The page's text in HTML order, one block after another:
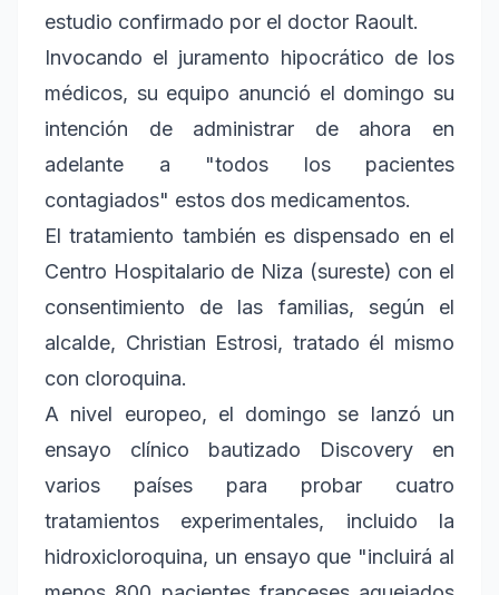
estudio confirmado por el doctor Raoult.
Invocando el juramento hipocrático de los
médicos, su equipo anunció el domingo su
intención de administrar de ahora en
adelante a "todos los pacientes
contagiados" estos dos medicamentos.
El tratamiento también es dispensado en el
Centro Hospitalario de Niza (sureste) con el
consentimiento de las familias, según el
alcalde, Christian Estrosi, tratado él mismo
con cloroquina.
A nivel europeo, el domingo se lanzó un
ensayo clínico bautizado Discovery en
varios países para probar cuatro
tratamientos experimentales, incluido la
hidroxicloroquina, un ensayo que "incluirá al